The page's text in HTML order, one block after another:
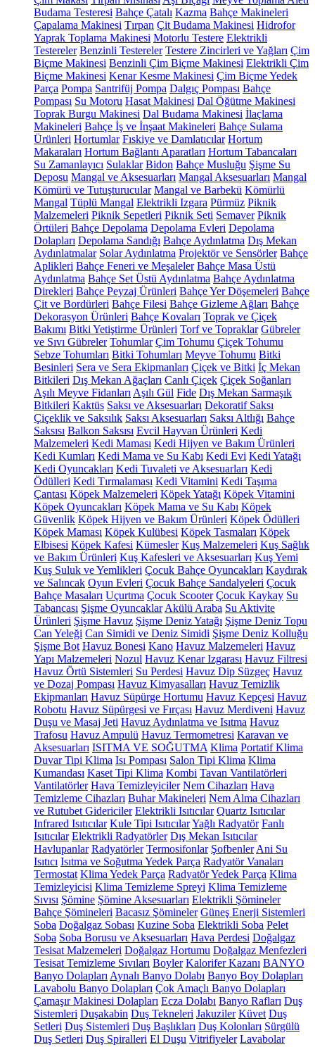
Budama Testeresi Bahçe Çatalı Kazma Bahçe Makineleri
Çapalama Makinesi Tırpan Çit Budama Makinesi Hidrofor
Yaprak Toplama Makinesi Motorlu Testere Elektrikli
Testereler Benzinli Testereler Testere Zincirleri ve Yağları Çim
Biçme Makinesi Benzinli Çim Biçme Makinesi Elektrikli Çim
Biçme Makinesi Kenar Kesme Makinesi Çim Biçme Yedek
Parça Pompa Santrifüj Pompa Dalgıç Pompası Bahçe
Pompası Su Motoru Hasat Makinesi Dal Öğütme Makinesi
Toprak Burgu Makinesi Dal Budama Makinesi İlaçlama
Makineleri Bahçe İş ve İnşaat Makineleri Bahçe Sulama
Ürünleri Hortumlar Fıskiye ve Damlatıcılar Hortum
Makaraları Hortum Bağlantı Aparatları Hortum Tabancaları
Su Zamanlayıcı Sulaklar Bidon Bahçe Musluğu Şişme Su
Deposu Mangal ve Aksesuarları Mangal Aksesuarları Mangal
Kömürü ve Tutuşturucular Mangal ve Barbekü Kömürlü
Mangal Tüplü Mangal Elektrikli Izgara Pürmüz Piknik
Malzemeleri Piknik Sepetleri Piknik Seti Semaver Piknik
Örtüleri Bahçe Depolama Depolama Evleri Depolama
Dolapları Depolama Sandığı Bahçe Aydınlatma Dış Mekan
Aydınlatmalar Solar Aydınlatma Projektör ve Sensörler Bahçe
Aplikleri Bahçe Feneri ve Meşaleler Bahçe Masa Üstü
Aydınlatma Bahçe Set Üstü Aydınlatma Bahçe Aydınlatma
Direkleri Bahçe Peyzaj Ürünleri Bahçe Yer Döşemeleri Bahçe
Çit ve Bordürleri Bahçe Filesi Bahçe Gizleme Ağları Bahçe
Dekorasyon Ürünleri Bahçe Kovaları Toprak ve Çiçek
Bakımı Bitki Yetiştirme Ürünleri Torf ve Topraklar Gübreler
ve Sıvı Gübreler Tohumlar Çim Tohumu Çiçek Tohumu
Sebze Tohumları Bitki Tohumları Meyve Tohumu Bitki
Besinleri Sera ve Sera Ekipmanları Çiçek ve Bitki İç Mekan
Bitkileri Dış Mekan Ağaçları Canlı Çiçek Çiçek Soğanları
Aşılı Meyve Fidanları Aşılı Gül Fide Dış Mekan Sarmaşık
Bitkileri Kaktüs Saksı ve Aksesuarları Dekoratif Saksı
Çiçeklik ve Saksılık Saksı Aksesuarları Saksı Altlığı Bahçe
Saksısı Balkon Saksısı Evcil Hayvan Ürünleri Kedi
Malzemeleri Kedi Maması Kedi Hijyen ve Bakım Ürünleri
Kedi Kumları Kedi Mama ve Su Kabı Kedi Evi Kedi Yatağı
Kedi Oyuncakları Kedi Tuvaleti ve Aksesuarları Kedi
Ödülleri Kedi Tırmalaması Kedi Vitamini Kedi Taşıma
Çantası Köpek Malzemeleri Köpek Yatağı Köpek Vitamini
Köpek Oyuncakları Köpek Mama ve Su Kabı Köpek
Güvenlik Köpek Hijyen ve Bakım Ürünleri Köpek Ödülleri
Köpek Maması Köpek Kulübesi Köpek Tasmaları Köpek
Elbisesi Köpek Kafesi Kümesler Kuş Malzemeleri Kuş Sağlık
ve Bakım Ürünleri Kuş Kafesleri ve Aksesuarları Kuş Yemi
Kuş Suluk ve Yemlikleri Çocuk Bahçe Oyuncakları Kaydırak
ve Salıncak Oyun Evleri Çocuk Bahçe Sandalyeleri Çocuk
Bahçe Masaları Uçurtma Çocuk Scooter Çocuk Kaykay Su
Tabancası Şişme Oyuncaklar Akülü Araba Su Aktivite
Ürünleri Şişme Havuz Şişme Deniz Yatağı Şişme Deniz Topu
Can Yeleği Can Simidi ve Deniz Simidi Şişme Deniz Kolluğu
Şişme Bot Havuz Bonesi Kano Havuz Malzemeleri Havuz
Yapı Malzemeleri Nozul Havuz Kenar Izgarası Havuz Filtresi
Havuz Örtü Sistemleri Su Perdesi Havuz Dip Süzgeç Havuz
ve Dozaj Pompası Havuz Kimyasalları Havuz Temizlik
Ekipmanları Havuz Süpürge Hortumu Havuz Kepçesi Havuz
Robotu Havuz Süpürgesi ve Fırçası Havuz Merdiveni Havuz
Duşu ve Masaj Jeti Havuz Aydınlatma ve Isıtma Havuz
Trafosu Havuz Ampulü Havuz Termometresi Karavan ve
Aksesuarları ISITMA VE SOĞUTMA Klima Portatif Klima
Duvar Tipi Klima Isı Pompası Salon Tipi Klima Klima
Kumandası Kaset Tipi Klima Kombi Tavan Vantilatörleri
Vantilatörler Hava Temizleyiciler Nem Cihazları Hava
Temizleme Cihazları Buhar Makineleri Nem Alma Cihazları
ve Rutubet Gidericiler Elektrikli Isıtıcılar Quartz Isıtıcılar
Infrared Isıtıcılar Kule Tipi IsıtıcılarYağlı Radyatör Fanlı
Isıtıcılar Elektrikli Radyatörler Dış Mekan Isıtıcılar
Havlupanlar Radyatörler Termosifonlar Şofbenler Ani Su
Isıtıcı Isıtma ve Soğutma Yedek Parça Radyatör Vanaları
Termostat Klima Yedek Parça Radyatör Yedek Parça Klima
Temizleyicisi Klima Temizleme Spreyi Klima Temizleme
Sıvısı Şömine Şömine Aksesuarları Elektrikli Şömineler
Bahçe Şömineleri Bacasız Şömineler Güneş Enerji Sistemleri
Soba Doğalgaz Sobası Kuzine Soba Elektrikli Soba Pelet
Soba Soba Borusu ve Aksesuarları Hava Perdesi Doğalgaz
Tesisat Malzemeleri Doğalgaz Hortumu Doğalgaz Menfezleri
Tesisat Temizleme Sıvıları Boyler Kalorifer Kazanı BANYO
Banyo Dolapları Aynalı Banyo Dolabı Banyo Boy Dolapları
Lavabolu Banyo Dolapları Çok Amaçlı Banyo Dolapları
Çamaşır Makinesi Dolapları Ecza Dolabı Banyo Rafları Duş
Sistemleri Duşakabin Duş Tekneleri Jakuziler Küvet Duş
Setleri Duş Sistemleri Duş Başlıkları Duş Kolonları Sürgülü
Duş Setleri Duş Spiralleri El Duşu Vitrifiyeler Lavabolar